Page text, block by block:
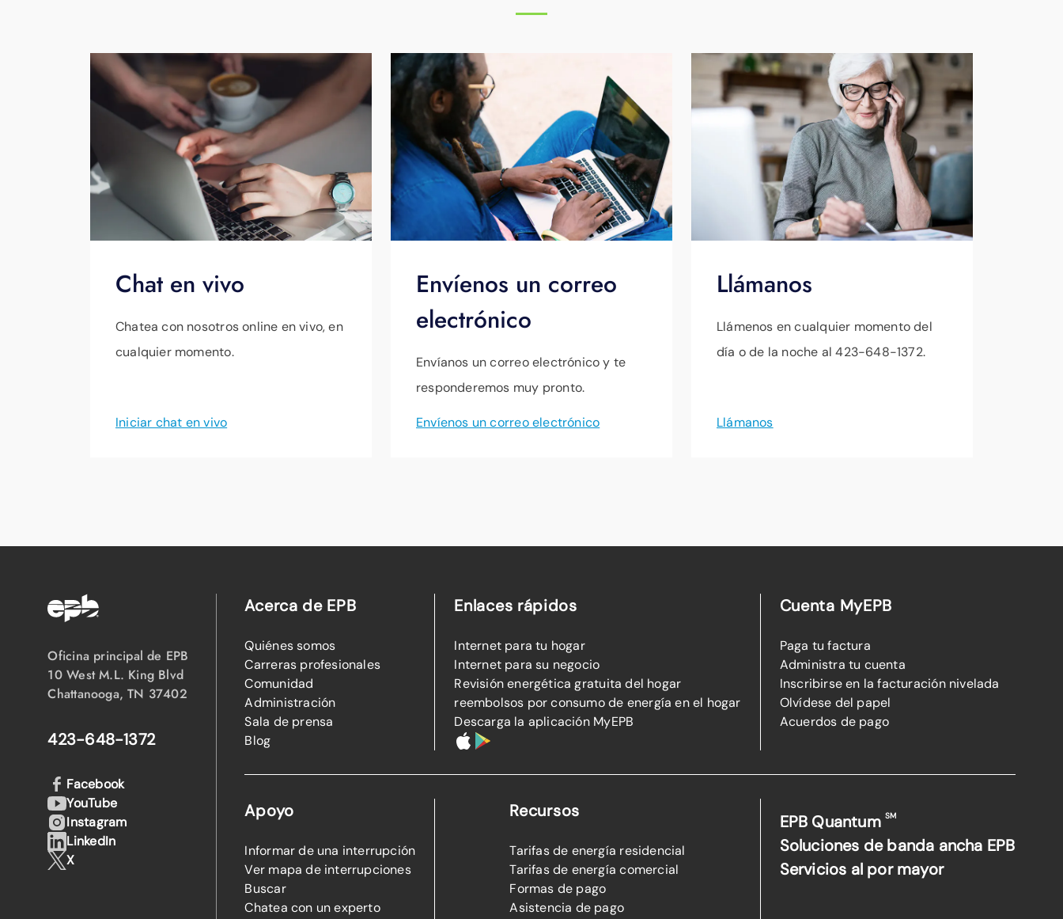
Chat en vivo
Chatea con nosotros online en vivo, en
cualquier momento.
Iniciar chat en vivo
Envíenos un correo
electrónico
Envíanos un correo electrónico y te
responderemos muy pronto.
Envíenos un correo electrónico
Llámanos
Llámenos en cualquier momento del
día o de la noche al 423-648-1372.
Llámanos
Oficina principal de EPB
10 West M.L. King Blvd
Chattanooga, TN 37402
423-648-1372
Acerca de EPB
Quiénes somos
Carreras profesionales
Comunidad
Administración
Sala de prensa
Blog
Enlaces rápidos
Internet para tu hogar
Internet para su negocio
Revisión energética gratuita del hogar
reembolsos por consumo de energía en el hogar
Descarga la aplicación MyEPB
Cuenta MyEPB
Paga tu factura
Administra tu cuenta
Inscribirse en la facturación nivelada
Olvídese del papel
Acuerdos de pago
Apoyo
Informar de una interrupción
Ver mapa de interrupciones
Buscar
Chatea con un experto
Recursos
Tarifas de energía residencial
Tarifas de energía comercial
Formas de pago
Asistencia de pago
EPB QuantumSM
Soluciones de banda ancha EPB
Servicios al por mayor
Facebook
YouTube
Instagram
LinkedIn
X